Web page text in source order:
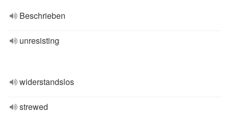
Beschrieben
unresisting
widerstandslos
strewed